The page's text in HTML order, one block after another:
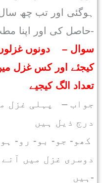
ہوگئی اور تب چھ
حاصل کی اور اپنا مطب کھولا-
سوال – دونوں
کیجئے اور کس غزل
تعداد الگ کیجیے
جواب – پہلی غزل
درج ذیل ہیں
دوسری غزل میں
ہیں-